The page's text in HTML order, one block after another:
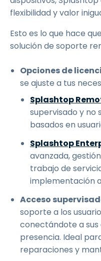
flexibilidad y valor
Esto es lo que hace
solución de soporte
Opciones de
se ajuste a tus
Splashtop
supervisado y no
basados en
Splashtop
avanzada,
trabajo de
implementación
Acceso
soporte a los
conectándote a sus
presencia. Ideal
reparaciones y